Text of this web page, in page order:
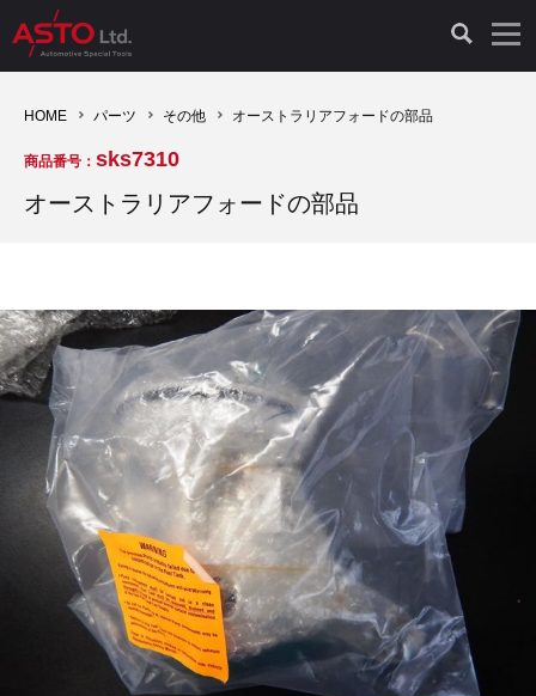
診断機（16）
ADAS（7）
オプション品（17）
TPMS（4）
その他（9）
診断テスター（10）
スモークテスター（4）
安定化電源ユニット（8）
バッテリーテスター（4）
古い車両用診断テスター（10）
バイク用診断テスター（7）
その他（20）
HCB TOOLS（45）
LASER（39）
ドイツ車（211）
イタリア/フランス車（27）
イギリス車（23）
アメリカ車（15）
スウェーデン車（20）
オシロスコープ（2）
その他（8）
ドイツ車（427）
アメリカ車（60）
スウェーデン車（45）
日本車（40）
ロシア（8）
ブレーキキャリパーリペアキット（368）
現品修理（77）
コントロールユニット初期化（3）
イモビライザーOFF（1）
その他（6）
オシロスコープ（10）
HOME パーツ その他 オーストラリアフォードの部品
商品番号： sks7310
オーストラリアフォードの部品